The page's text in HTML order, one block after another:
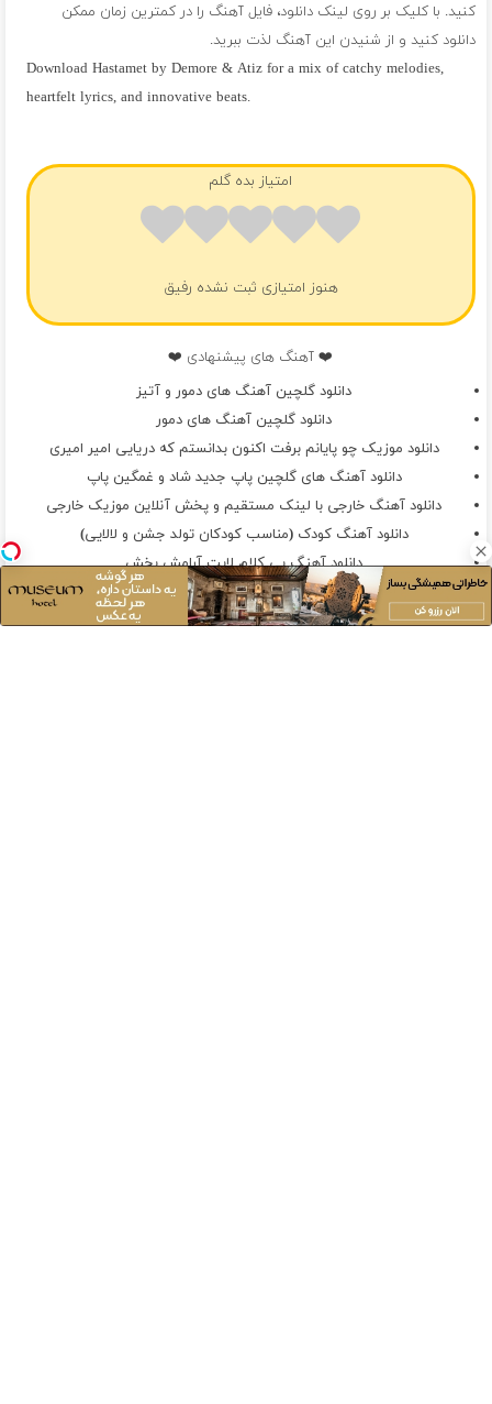
کنید. با کلیک بر روی لینک دانلود، فایل آهنگ را در کمترین زمان ممکن
دانلود کنید و از شنیدن این آهنگ لذت ببرید.
Download Hastamet by Demore & Atiz for a mix of catchy melodies,
heartfelt lyrics, and innovative beats.
امتیاز بده گلم
هنوز امتیازی ثبت نشده رفیق
❤️ آهنگ های پیشنهادی ❤️
دانلود گلچین آهنگ های دمور و آتیز
دانلود گلچین آهنگ های دمور
دانلود موزیک چو پایانم برفت اکنون بدانستم که دریایی امیر امیری
دانلود آهنگ های گلچین پاپ جدید شاد و غمگین پاپ
دانلود آهنگ خارجی با لینک مستقیم و پخش آنلاین موزیک خارجی
دانلود آهنگ کودک (مناسب کودکان تولد جشن و لالایی)
دانلود آهنگ بی کلام لایت آرامش بخش
دانلود آهنگ های مرتبط به حضرت علی(میلاد و شهادت و عید غدیر)
دانلود موزیک دستای ما خالیه مغرور اما